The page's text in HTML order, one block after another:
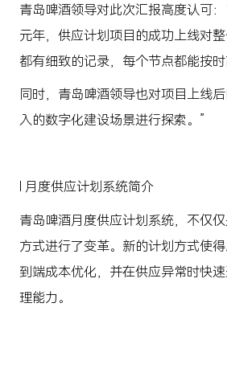
青岛啤酒领导对此次汇报高度认可
元年，供应计划项目的成功上线对
都有细致的记录，每个节点都能按
同时，青岛啤酒领导也对项目上线
入的数字化建设场景进行探索。”
l 月度供应计划系统简介
青岛啤酒月度供应计划系统，不仅
方式进行了变革。新的计划方式使
到端成本优化，并在供应异常时快
理能力。